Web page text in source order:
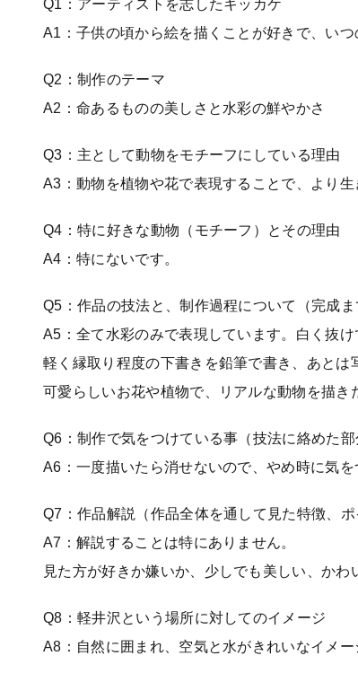
Q1：アーティストを志したキッカケ
A1：子供の頃から絵を描くことが好きで、いつ
Q2：制作のテーマ
A2：命あるものの美しさと水彩の鮮やかさ
Q3：主として動物をモチーフにしている理由
A3：動物を植物や花で表現することで、より
Q4：特に好きな動物（モチーフ）とその理由
A4：特にないです。
Q5：作品の技法と、制作過程について（完成ま
A5：全て水彩のみで表現しています。白く抜
軽く縁取り程度の下書きを鉛筆で書き、あとは
可愛らしいお花や植物で、リアルな動物を描き
Q6：制作で気をつけている事（技法に絡めた
A6：一度描いたら消せないので、やめ時に気を
Q7：作品解説（作品全体を通して見た特徴、ポ
A7：解説することは特にありません。
見た方が好きか嫌いか、少しでも美しい、か
Q8：軽井沢という場所に対してのイメージ
A8：自然に囲まれ、空気と水がきれいなイメー